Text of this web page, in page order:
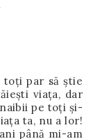
toți par să știe
viața, dar
pe toți și-
ta, nu a lor!
până mi-am